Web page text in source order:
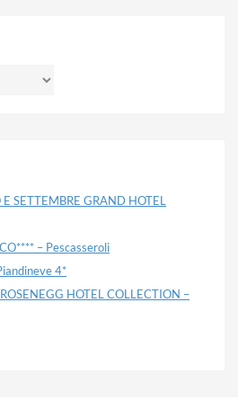
SETTEMBRE GRAND HOTEL
– Pescasseroli
4*
HOTEL COLLECTION –